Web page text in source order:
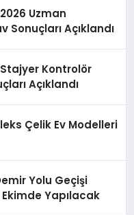
Uzman
Sonuçları Açıklandı
Stajyer Kontrolör
Açıklandı
Çelik Ev Modelleri
Yolu Geçişi
Yapılacak